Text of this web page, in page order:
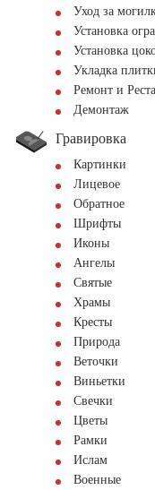
Уход за
Установка
Установка
Укладка
Ремонт и
Демонтаж
Гравировка
Картинки
Лицевое
Обратное
Шрифты
Иконы
Ангелы
Святые
Храмы
Кресты
Природа
Веточки
Виньетки
Свечки
Цветы
Рамки
Ислам
Военные